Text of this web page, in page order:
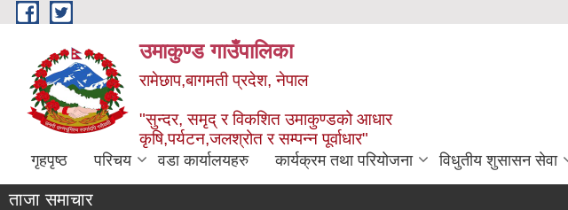
Skip to main content
उमाकुण्ड गाउँपालिका
रामेछाप,बागमती प्रदेश, नेपाल
"सुन्दर, समृद् र विकशित उमाकुण्डको आधार
कृषि,पर्यटन,जलश्रोत र सम्पन्न पूर्वाधार"
गृहपृष्ठ परिचय वडा कार्यालयहरु कार्यक्रम तथा परियोजना विधुतीय शुसासन सेवा
ताजा समाचार